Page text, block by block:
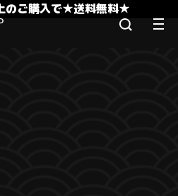
のご購入で★送料無料★